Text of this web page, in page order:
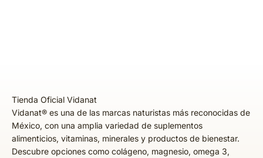
Vidanat® es una de las marcas naturistas más reconocidas de
México, con una amplia variedad de suplementos
alimenticios, vitaminas, minerales y productos de bienestar.
Descubre opciones como colágeno, magnesio, omega 3,